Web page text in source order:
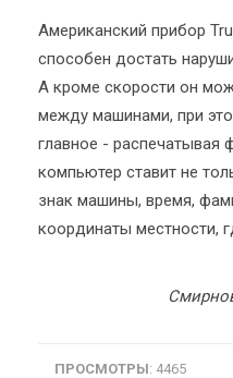
Американский прибор
способен достать
А кроме скорости он
между машинами, при
главное - распечатывая
компьютер ставит не
знак машины, время,
координаты местности,
ПРОСМОТРЫ: 4465